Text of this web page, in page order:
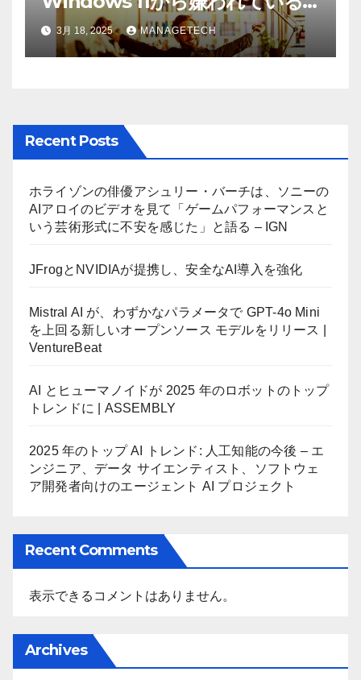
AI機能を削除したことにユーザ
ーが歓喜
3月 18, 2025 MANAGETECH
Recent Posts
ホライゾンの俳優アシュリー・バーチは、ソニーの
AIアロイのビデオを見て「ゲームパフォーマンスと
いう芸術形式に不安を感じた」と語る – IGN
JFrogとNVIDIAが提携し、安全なAI導入を強化
Mistral AI が、わずかなパラメータで GPT-4o Mini
を上回る新しいオープンソース モデルをリリース |
VentureBeat
AI とヒューマノイドが 2025 年のロボットのトップ
トレンドに | ASSEMBLY
2025 年のトップ AI トレンド: 人工知能の今後 – エ
ンジニア、データ サイエンティスト、ソフトウェ
ア開発者向けのエージェント AI プロジェクト
Recent Comments
表示できるコメントはありません。
Archives